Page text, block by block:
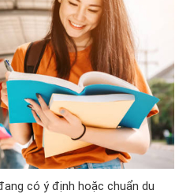
có ý định hoặc chuẩn du